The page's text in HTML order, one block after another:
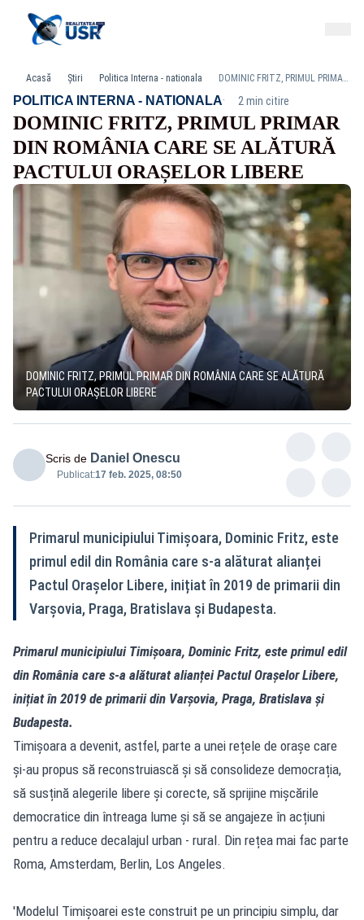
Acasă Știri Politica Interna - nationala DOMINIC FRITZ, PRIMUL PRIMAR DIN ROMÂNIA CARE SE ALĂTURĂ PACTULUI ORAȘELOR LIBERE
POLITICA INTERNA - NATIONALA· 2 min citire
DOMINIC FRITZ, PRIMUL PRIMAR
DIN ROMÂNIA CARE SE ALĂTURĂ
PACTULUI ORAȘELOR LIBERE
DOMINIC FRITZ, PRIMUL PRIMAR DIN ROMÂNIA CARE SE ALĂTURĂ
PACTULUI ORAȘELOR LIBERE
Scris de Daniel Onescu
Publicat:17 feb. 2025, 08:50
Primarul municipiului Timișoara, Dominic Fritz, este
primul edil din România care s-a alăturat alianței
Pactul Orașelor Libere, inițiat în 2019 de primarii din
Varșovia, Praga, Bratislava și Budapesta.
Primarul municipiului Timișoara, Dominic Fritz, este primul edil
din România care s-a alăturat alianței Pactul Orașelor Libere,
inițiat în 2019 de primarii din Varșovia, Praga, Bratislava și
Budapesta.
Timișoara a devenit, astfel, parte a unei rețele de orașe care
și-au propus să reconstruiască și să consolideze democrația,
să susțină alegerile libere și corecte, să sprijine mișcările
democratice din întreaga lume și să se angajeze în acțiuni
pentru a reduce decalajul urban - rural. Din rețea mai fac parte
Roma, Amsterdam, Berlin, Los Angeles.
'Modelul Timișoarei este construit pe un principiu simplu, dar